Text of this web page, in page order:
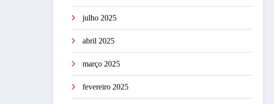
julho 2025
abril 2025
março 2025
fevereiro 2025